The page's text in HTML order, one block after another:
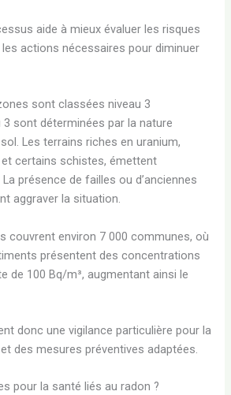
aide à mieux évaluer les risques
actions nécessaires pour diminuer
sont classées niveau 3
3 sont déterminées par la nature
Les terrains riches en uranium,
certains schistes, émettent
présence de failles ou d’anciennes
aggraver la situation.
couvrent environ 7 000 communes, où
présentent des concentrations
de 100 Bq/m³, augmentant ainsi le
donc une vigilance particulière pour la
des mesures préventives adaptées.
pour la santé liés au radon ?